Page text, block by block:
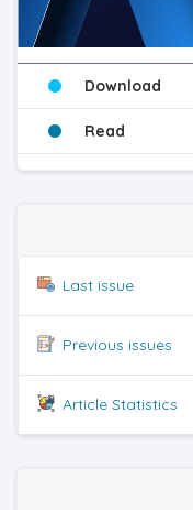
Download
Read
Last issue
Previous issues
Article Statistics